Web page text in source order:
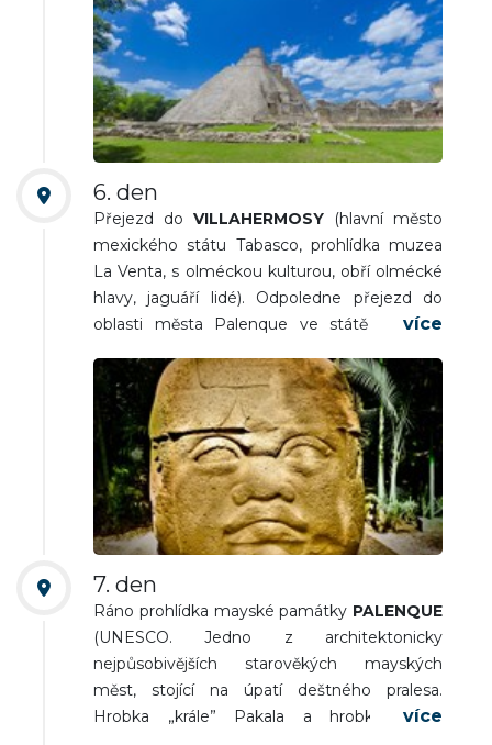
kamenných masek). Přejezd na ubytování do
oblasti města Campeche. Nocleh.
6. den
Přejezd do VILLAHERMOSY
(hlavní město
mexického státu Tabasco, prohlídka muzea
La Venta, s olméckou kulturou, obří olmécké
hlavy, jaguáří lidé). Odpoledne přejezd do
oblasti města Palenque ve státě Chiapas.
7. den
Ráno prohlídka mayské památky PALENQUE
(UNESCO. Jedno z architektonicky
nejpůsobivějších starověkých mayských
měst, stojící na úpatí deštného pralesa.
Hrobka „krále” Pakala a hrobka Rudé